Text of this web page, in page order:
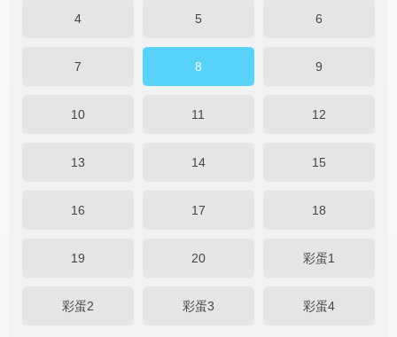
4 5 6
7 8 9
10 11 12
13 14 15
16 17 18
19 20 彩蛋1
彩蛋2 彩蛋3 彩蛋4